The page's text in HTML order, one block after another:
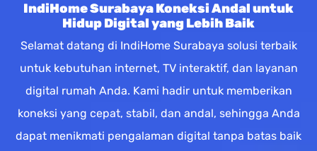
IndiHome Surabaya Koneksi Andal untuk
Hidup Digital yang Lebih Baik
Selamat datang di IndiHome Surabaya solusi terbaik
untuk kebutuhan internet, TV interaktif, dan layanan
digital rumah Anda. Kami hadir untuk memberikan
koneksi yang cepat, stabil, dan andal, sehingga Anda
dapat menikmati pengalaman digital tanpa batas baik